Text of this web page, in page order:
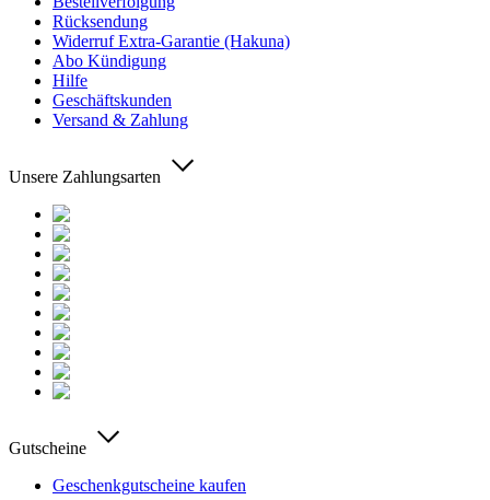
Rücksendung
Widerruf Extra-Garantie (Hakuna)
Abo Kündigung
Hilfe
Geschäftskunden
Versand & Zahlung
Unsere Zahlungsarten
Gutscheine
Geschenkgutscheine kaufen